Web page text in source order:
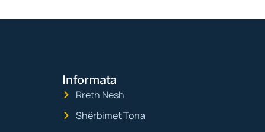
Informata
Rreth Nesh
Shërbimet Tona